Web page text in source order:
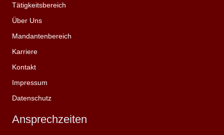
Tätigkeitsbereich
Über Uns
Mandantenbereich
Karriere
Kontakt
Impressum
Datenschutz
Ansprechzeiten